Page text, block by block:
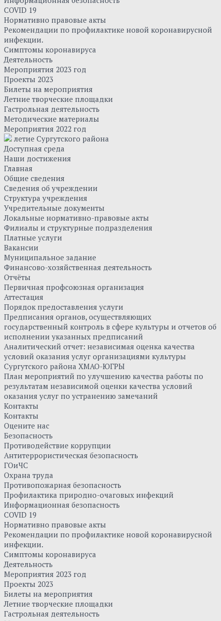
COVID 19
Нормативно правовые акты
Рекомендации по профилактике новой коронавирусной
инфекции.
Симптомы коронавируса
Деятельность
Мероприятия 2023 год
Проекты 2023
Билеты на мероприятия
Летние творческие площадки
Гастрольная деятельность
Методические материалы
Мероприятия 2022 год
летие Сургутского района
Доступная среда
Наши достижения
Главная
Общие сведения
Сведения об учреждении
Структура учреждения
Учредительные документы
Локальные нормативно-правовые акты
Филиалы и структурные подразделения
Платные услуги
Вакансии
Муниципальное задание
Финансово-хозяйственная деятельность
Отчёты
Первичная профсоюзная организация
Аттестация
Порядок предоставления услуги
Предписания органов, осуществляющих
государственный контроль в сфере культуры и отчетов об
исполнении указанных предписаний
Аналитический отчет: независимая оценка качества
условий оказания услуг организациями культуры
Сургутского района ХМАО-ЮГРЫ
План мероприятий по улучшению качества работы по
результатам независимой оценки качества условий
оказания услуг по устранению замечаний
Контакты
Контакты
Оцените нас
Безопасность
Противодействие коррупции
Антитеррористическая безопасность
ГОиЧС
Охрана труда
Противопожарная безопасность
Профилактика природно-очаговых инфекций
Информационная безопасность
COVID 19
Нормативно правовые акты
Рекомендации по профилактике новой коронавирусной
инфекции.
Симптомы коронавируса
Деятельность
Мероприятия 2023 год
Проекты 2023
Билеты на мероприятия
Летние творческие площадки
Гастрольная деятельность